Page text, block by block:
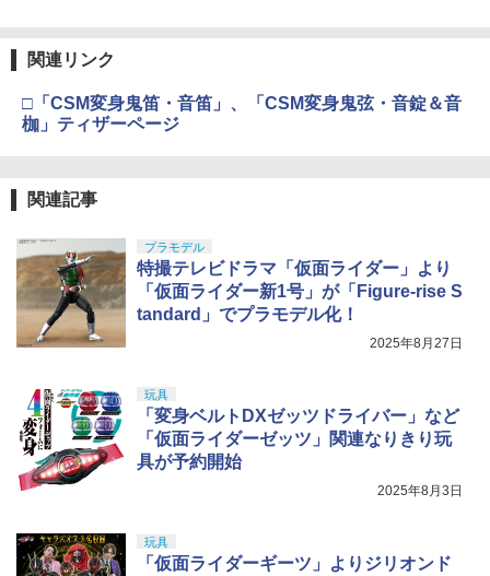
関連リンク
□「CSM変身鬼笛・音笛」、「CSM変身鬼弦・音錠＆音
枷」ティザーページ
関連記事
プラモデル
特撮テレビドラマ「仮面ライダー」より
「仮面ライダー新1号」が「Figure-rise S
tandard」でプラモデル化！
2025年8月27日
玩具
「変身ベルトDXゼッツドライバー」など
「仮面ライダーゼッツ」関連なりきり玩
具が予約開始
2025年8月3日
玩具
「仮面ライダーギーツ」よりジリオンド